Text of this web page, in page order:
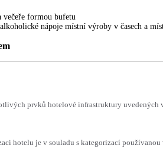
večeře formou bufetu
nápoje místní výroby v časech a
prvků hotelové infrastruktury uvedených
hotelu je v souladu s kategorizací